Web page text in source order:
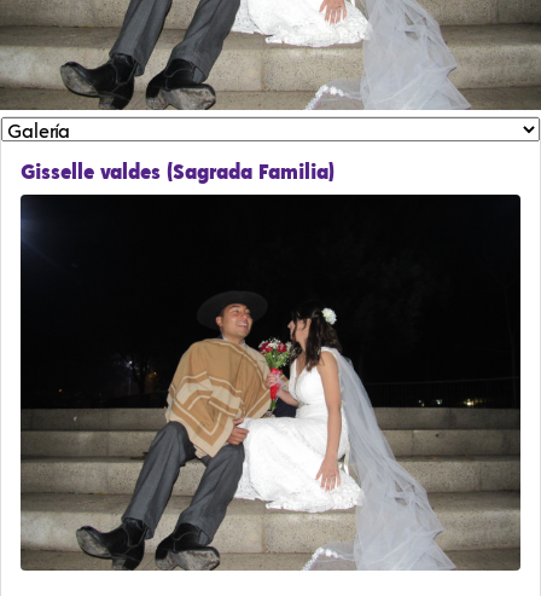
Gisselle valdes (Sagrada Familia)